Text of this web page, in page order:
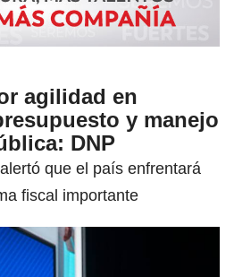
agilidad en
y manejo
DNP
que el país enfrentará
fiscal importante